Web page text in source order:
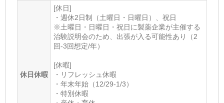
休日休暇
[休日]
・週休2日制（土曜日・日曜日）、祝日
※土曜日・日曜日・祝日に製薬企業が主催する
治験説明会のため、出張が入る可能性あり（2
回-3回想定/年）
[休暇]
・リフレッシュ休暇
・年末年始（12/29-1/3）
・特別休暇